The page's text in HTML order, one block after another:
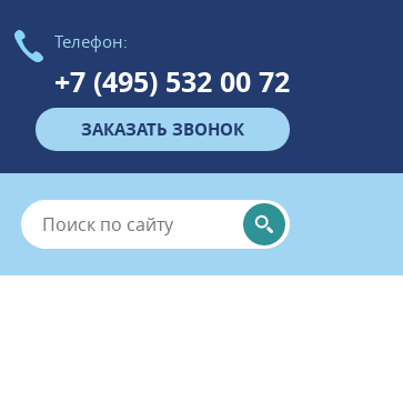
Телефон:
+7 (495) 532 00 72
ЗАКАЗАТЬ ЗВОНОК